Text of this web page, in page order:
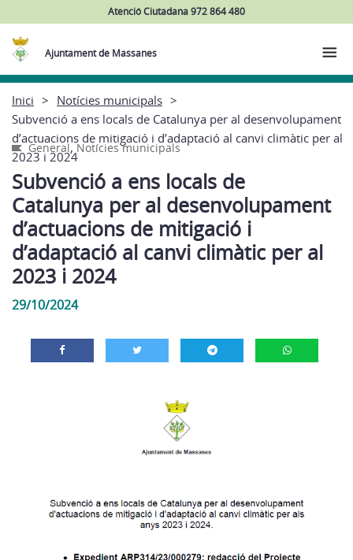
Atenció Ciutadana 972 864 480
Ajuntament de Massanes
Inici
Notícies municipals
Subvenció a ens locals de Catalunya per al desenvolupament
d’actuacions de mitigació i d’adaptació al canvi climàtic per al
2023 i 2024
General,Notícies municipals
Subvenció a ens locals de
Catalunya per al desenvolupament
d’actuacions de mitigació i
d’adaptació al canvi climàtic per al
2023 i 2024
29/10/2024